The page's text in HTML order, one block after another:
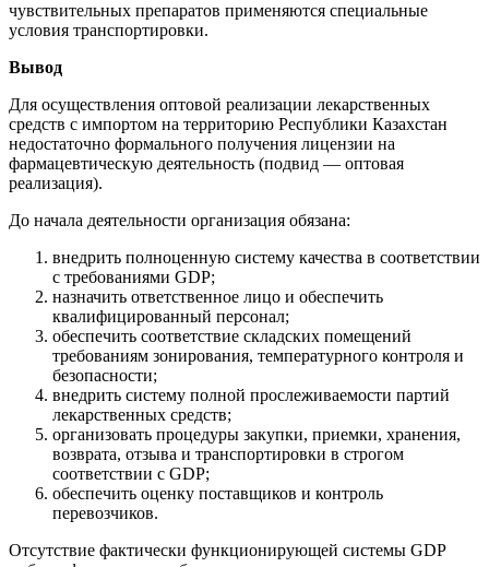
чувствительных препаратов применяются специальные
условия транспортировки.
Вывод
Для осуществления оптовой реализации лекарственных
средств с импортом на территорию Республики Казахстан
недостаточно формального получения лицензии на
фармацевтическую деятельность (подвид — оптовая
реализация).
До начала деятельности организация обязана:
внедрить полноценную систему качества в соответствии
с требованиями GDP;
назначить ответственное лицо и обеспечить
квалифицированный персонал;
обеспечить соответствие складских помещений
требованиям зонирования, температурного контроля и
безопасности;
внедрить систему полной прослеживаемости партий
лекарственных средств;
организовать процедуры закупки, приемки, хранения,
возврата, отзыва и транспортировки в строгом
соответствии с GDP;
обеспечить оценку поставщиков и контроль
перевозчиков.
Отсутствие фактически функционирующей системы GDP